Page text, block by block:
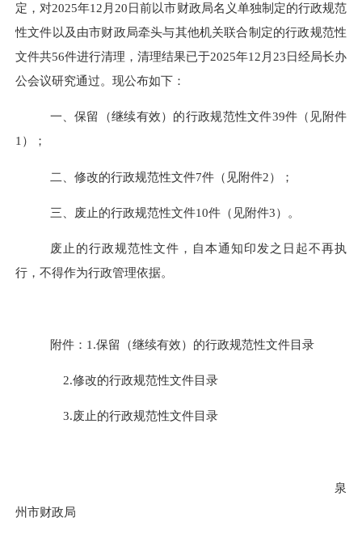
定，对2025年12 月 20日前以市财政局名义单独制定的行政规范
性文件以及由市财政局牵头与其他机关联合制定的行政规范性
文件共56件进行清理，清理结果已于2025年12 月 23日经局长办
公会议研究通过。现公布如下：
一、保留（继续有效）的行政规范性文件39件（见附件
1 ）；
二、修改的行政规范性文件7件（见附件2）；
三、废止的行政规范性文件10件（见附件3）。
废止的行政规范性文件，自本通知印发之日起不再执
行，不得作为行政管理依据。
附件： 1.保留（继续有效）的行政规范性文件目录
2.修改的行政规范性文件目录
3.废止的行政规范性文件目录
泉
州市财政局